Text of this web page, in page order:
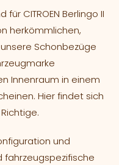
CITROEN Berlingo II
herkömmlichen,
Schonbezüge
Innenraum in einem
Hier findet sich
und